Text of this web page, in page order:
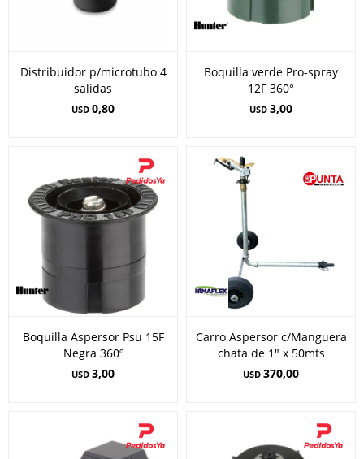
Distribuidor p/microtubo 4
salidas
USD 0,80
Boquilla verde Pro-spray
12F 360°
USD 3,00
Boquilla Aspersor Psu 15F
Negra 360º
USD 3,00
Carro Aspersor c/Manguera
chata de 1" x 50mts
USD 370,00